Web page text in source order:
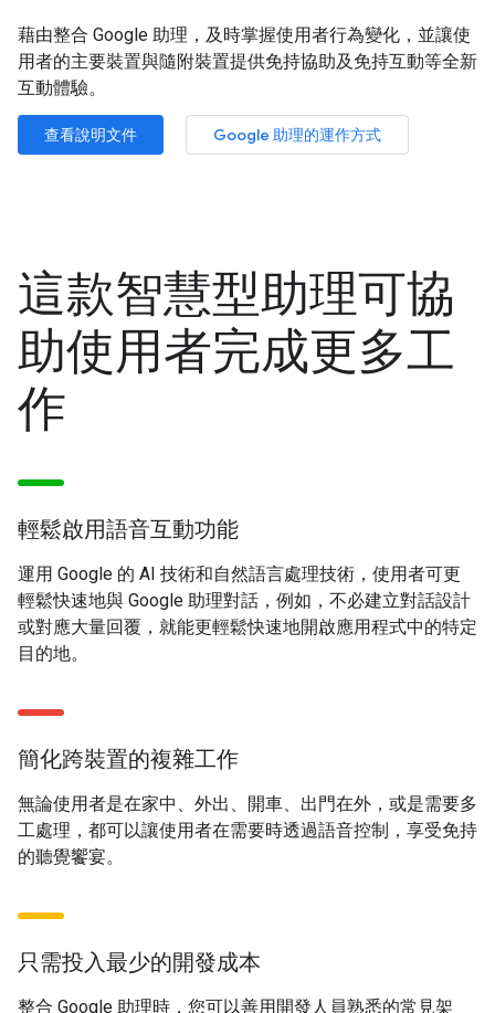
藉由整合 Google 助理，及時掌握使用者行為變化，並讓使
用者的主要裝置與隨附裝置提供免持協助及免持互動等全新
互動體驗。
查看說明文件 Google 助理的運作方式
這款智慧型助理可協
助使用者完成更多工
作
輕鬆啟用語音互動功能
運用 Google 的 AI 技術和自然語言處理技術，使用者可更
輕鬆快速地與 Google 助理對話，例如，不必建立對話設計
或對應大量回覆，就能更輕鬆快速地開啟應用程式中的特定
目的地。
簡化跨裝置的複雜工作
無論使用者是在家中、外出、開車、出門在外，或是需要多
工處理，都可以讓使用者在需要時透過語音控制，享受免持
的聽覺饗宴。
只需投入最少的開發成本
整合 Google 助理時，您可以善用開發人員熟悉的常見架